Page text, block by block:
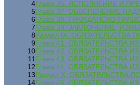
4Глава 36. ИСПОЛНЕНИЕ И
5Глава 37. ОБЕСПЕЧЕНИЕ
6Глава 38. ГРАЖДАНСКО-
7Глава 39. ЗАКЛЮЧЕНИЕ,
8Раздел IX. ОБЯЗАТЕЛЬСТВА
9Глава 41. ОБЯЗАТЕЛЬСТВА
10Глава 42. ОБЯЗАТЕЛЬСТВА
11 Глава 43. ОБЯЗАТЕЛЬСТВА
12Глава 44. ОБЯЗАТЕЛЬСТВА
13Раздел X. ОБЯЗАТЕЛЬСТВА
14Глава 46.